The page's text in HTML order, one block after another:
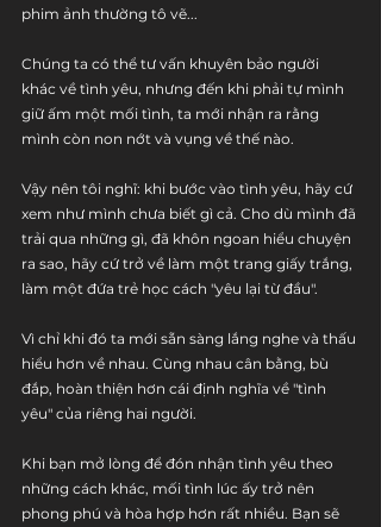
phim ảnh thường tô vẽ...
Chúng ta có thể tư vấn khuyên bảo người
khác về tình yêu, nhưng đến khi phải tự mình
giữ ấm một mối tình, ta mới nhận ra rằng
mình còn non nớt và vụng về thế nào.
Vậy nên tôi nghĩ: khi bước vào tình yêu, hãy cứ
xem như mình chưa biết gì cả. Cho dù mình đã
trải qua những gì, đã khôn ngoan hiểu chuyện
ra sao, hãy cứ trở về làm một trang giấy trắng,
làm một đứa trẻ học cách "yêu lại từ đầu".
Vì chỉ khi đó ta mới sẵn sàng lắng nghe và thấu
hiểu hơn về nhau. Cùng nhau cân bằng, bù
đắp, hoàn thiện hơn cái định nghĩa về "tình
yêu" của riêng hai người.
Khi bạn mở lòng để đón nhận tình yêu theo
những cách khác, mối tình lúc ấy trở nên
phong phú và hòa hợp hơn rất nhiều. Bạn sẽ